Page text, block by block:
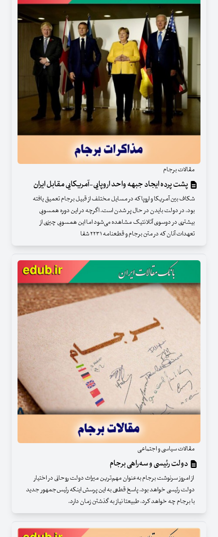
مقالات برجام
پشت پرده ایجاد جبهه واحد اروپایی-آمریکایی مقابل ایران
شکاف بین آمریکا و اروپا که در مسایل مختلف از قبیل برجام تعمیق یافته‌
بود، در دولت بایدن در حال پر شدن است. اگرچه در این دوره همسویی
بیشتری در دوسوی آتلانتیک مشاهده می‌شود اما این همسویی چیزی از
تعهدات آنان که در متن برجام و قطعنامه ۲۲۳۱ شفا
مقالات سیاسی و اجتماعی
دولت رئیسی و سه‌راهی برجام
از امروز سرنوشت برجام به‌عنوان مهم‌ترین میراث دولت روحانی در اختیار
دولت رئیسی خواهد بود. پاسخ قطعی به این پرسش اینکه رئیس‌جمهور جدید
با برجام چه خواهد کرد، طبیعتا نیاز به گذشتن زمان دارد.